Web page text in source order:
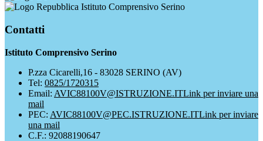
Istituto Comprensivo Serino
Contatti
Istituto Comprensivo Serino
P.zza Cicarelli,16 - 83028 SERINO (AV)
Tel: 0825/1720315
Email: AVIC88100V@ISTRUZIONE.ITLink per inviare una
mail
PEC: AVIC88100V@PEC.ISTRUZIONE.ITLink per inviare
una mail
C.F.: 92088190647